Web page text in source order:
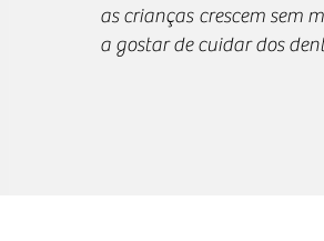
as crianças crescem sem
a gostar de cuidar dos